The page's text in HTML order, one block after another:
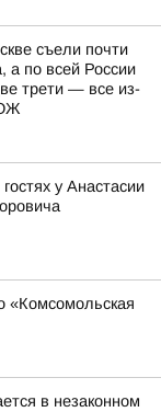
съели почти
а по всей России
трети — все из-
у Анастасии
«Комсомольская
в незаконном